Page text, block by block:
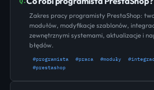
Zakres pracy programisty PrestaShop:
modułów, modyfikacje szablonów,
zewnętrznymi systemami, aktualizacje i
błędów.
#programista #praca #moduły
#prestashop